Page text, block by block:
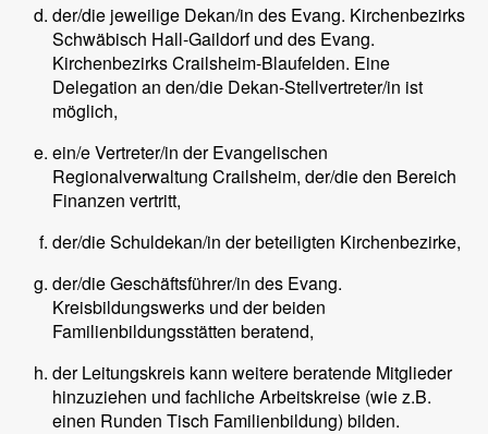
der/die jeweilige Dekan/in des Evang. Kirchenbezirks
Schwäbisch Hall-Gaildorf und des Evang.
Kirchenbezirks Crailsheim-Blaufelden. Eine
Delegation an den/die Dekan-Stellvertreter/in ist
möglich,
ein/e Vertreter/in der Evangelischen
Regionalverwaltung Crailsheim, der/die den Bereich
Finanzen vertritt,
der/die Schuldekan/in der beteiligten Kirchenbezirke,
der/die Geschäftsführer/in des Evang.
Kreisbildungswerks und der beiden
Familienbildungsstätten beratend,
der Leitungskreis kann weitere beratende Mitglieder
hinzuziehen und fachliche Arbeitskreise (wie z.B.
einen Runden Tisch Familienbildung) bilden.